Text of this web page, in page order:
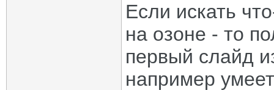
Если искать
на озоне - то
первый слайд
например